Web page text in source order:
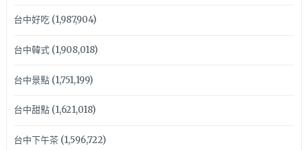
台中好吃(1,987,904)
台中韓式(1,908,018)
台中景點(1,751,199)
台中甜點(1,621,018)
台中下午茶(1,596,722)